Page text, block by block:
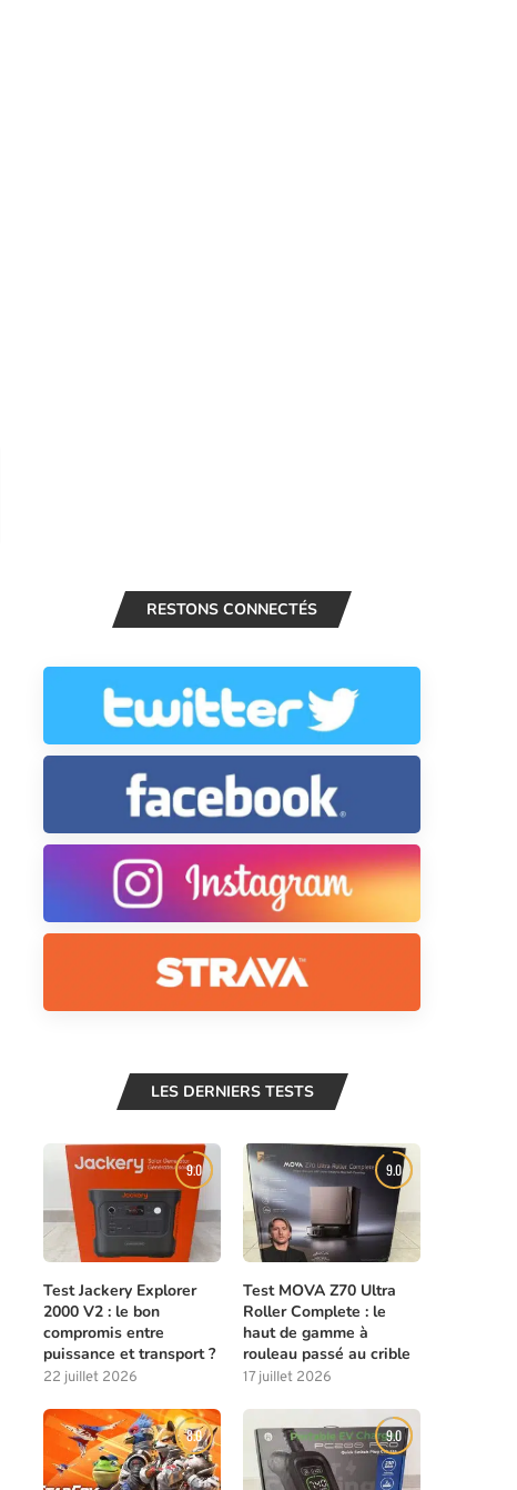
RESTONS CONNECTÉS
LES DERNIERS TESTS
9.0
Test Jackery Explorer
2000 V2 : le bon
compromis entre
puissance et transport ?
22 juillet 2026
9.0
Test MOVA Z70 Ultra
Roller Complete : le
haut de gamme à
rouleau passé au crible
17 juillet 2026
8.0 9.0